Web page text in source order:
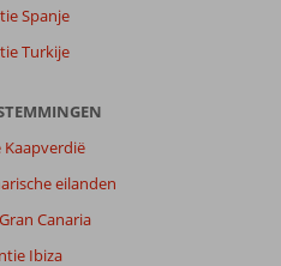
Spanje
Turkije
Kaapverdië
eilanden
Canaria
Ibiza